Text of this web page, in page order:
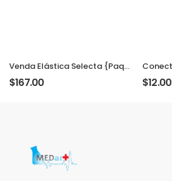
Venda Elástica Selecta {Paquete}
$167.00 $12.00